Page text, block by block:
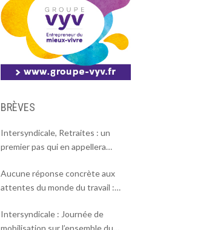
BRÈVES
Intersyndicale, Retraites : un
premier pas qui en appellera
Aucune réponse concrète aux
attentes du monde du travail :
mobilisation massive le 2 octobre !
Intersyndicale : Journée de
mobilisation sur l’ensemble du